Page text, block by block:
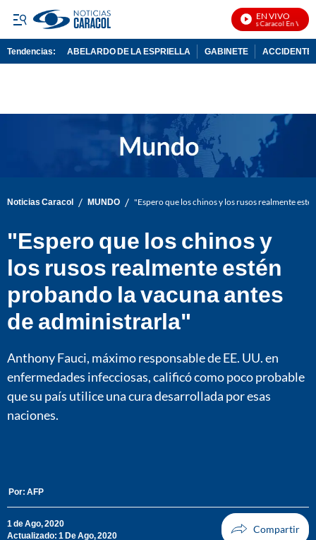
EN VIVO
Noticias Caracol En Vivo
Tendencias: ABELARDO DE LA ESPRIELLA GABINETE ACCIDENTE
Noticias Caracol / MUNDO / "Espero que los chinos y los rusos realmente
"Espero que los chinos y
los rusos realmente estén
probando la vacuna antes
de administrarla"
Anthony Fauci, máximo responsable de EE. UU. en
enfermedades infecciosas, calificó como poco probable
que su país utilice una cura desarrollada por esas
naciones.
Por: AFP
1 de Ago, 2020
Actualizado: 1 De Ago, 2020